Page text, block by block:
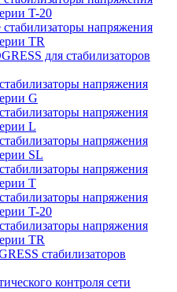
T-20
напряжения
TR
для стабилизаторов
напряжения
G
напряжения
L
напряжения
SL
напряжения
T
напряжения
T-20
напряжения
TR
стабилизаторов
контроля сети